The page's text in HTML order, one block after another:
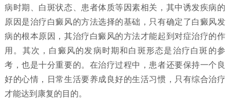
病时期、白斑状态、患者体质等因素相关，其中诱发疾病的
原因是治疗白癜风的方法选择的基础，只有确定了白癜风发
病的根本原因，其治疗白癜风的方法才能起到对症治疗的作
用。其次，白癜风的发病时期和白斑形态是治疗白斑的参
考，也是十分重要的。在治疗过程中，患者还要保持一个良
好的心情，日常生活要养成良好的生活习惯，只有综合治疗
才能达到康复的目的。